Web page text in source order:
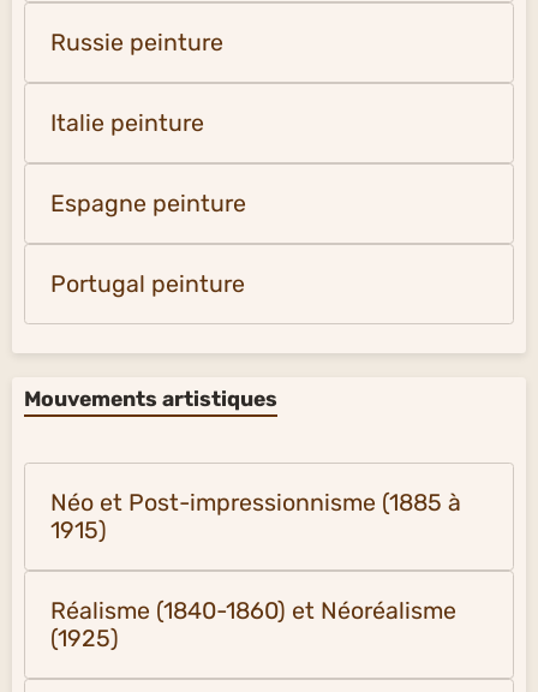
Russie peinture
Italie peinture
Espagne peinture
Portugal peinture
Mouvements artistiques
Néo et Post-impressionnisme (1885 à
1915)
Réalisme (1840-1860) et Néoréalisme
(1925)